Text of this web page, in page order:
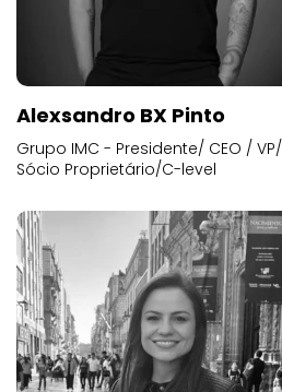
Alexsandro BX Pinto
Grupo IMC - Presidente/ CEO / VP/
Sócio Proprietário/C-level